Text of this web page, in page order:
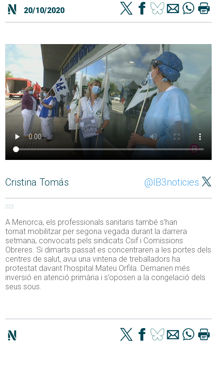
20/10/2020
Cristina Tomás @IB3noticies
222
A Menorca, els professionals sanitaris també s’han
tornat mobilitzar per segona vegada durant la darrera
setmana, convocats pels sindicats Csif i Comissions
Obreres. Si dimarts passat es concentraren a les portes dels
centres de salut, avui una vintena de treballadors ha
protestat davant l’hospital Mateu Orfila. Demanen més
inversió en atenció primària i s’oposen a la congelació dels
seus sous.